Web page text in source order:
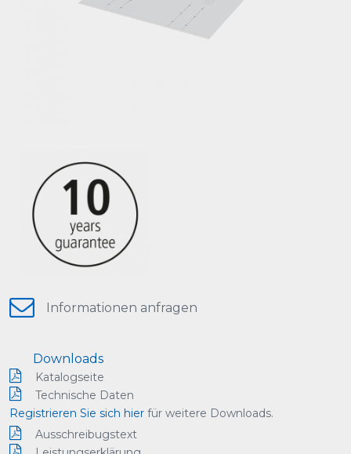
Informationen anfragen
Downloads
Katalogseite
Technische Daten
Registrieren Sie sich hier für weitere Downloads.
Ausschreibugstext